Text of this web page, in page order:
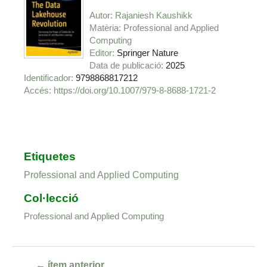
Autor Rajaniesh Kaushikk
Matèria Professional and Applied
Computing
Editor Springer Nature
Data de publicació 2025
Identificador 9798868817212
https://doi.org/10.1007/979-8-8688-1721-2
Etiquetes
Professional and Applied Computing
Col·lecció
Professional and Applied Computing